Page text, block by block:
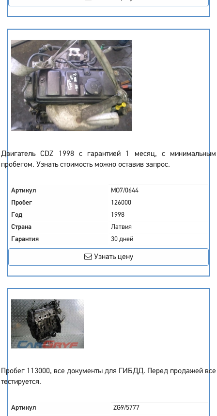
Двигатель CDZ 1998 с гарантией 1 месяц, с минимальным
пробегом. Узнать стоимость можно оставив запрос.
Артикул
MO7/0644
Пробег
126000
Год
1998
Страна
Латвия
Гарантия
30 дней
Узнать цену
Пробег 113000, все документы для ГИБДД. Перед продажей все
тестируется.
Артикул
ZG9/5777